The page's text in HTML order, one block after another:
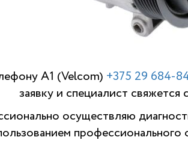
A1 (Velcom) +375 29 684-
заявку и специалист свяжется
осуществляю
профессионального